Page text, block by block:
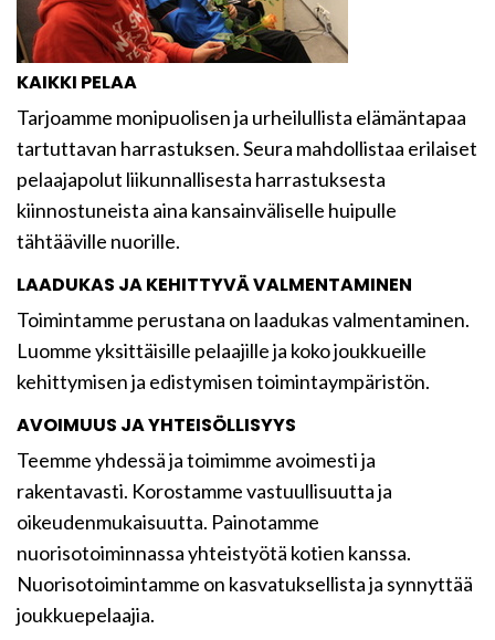
KAIKKI PELAA
Tarjoamme monipuolisen ja urheilullista elämäntapaa
tartuttavan harrastuksen. Seura mahdollistaa erilaiset
pelaajapolut liikunnallisesta harrastuksesta
kiinnostuneista aina kansainväliselle huipulle
tähtääville nuorille.
LAADUKAS JA KEHITTYVÄ VALMENTAMINEN
Toimintamme perustana on laadukas valmentaminen.
Luomme yksittäisille pelaajille ja koko joukkueille
kehittymisen ja edistymisen toimintaympäristön.
AVOIMUUS JA YHTEISÖLLISYYS
Teemme yhdessä ja toimimme avoimesti ja
rakentavasti. Korostamme vastuullisuutta ja
oikeudenmukaisuutta. Painotamme
nuorisotoiminnassa yhteistyötä kotien kanssa.
Nuorisotoimintamme on kasvatuksellista ja synnyttää
joukkuepelaajia.